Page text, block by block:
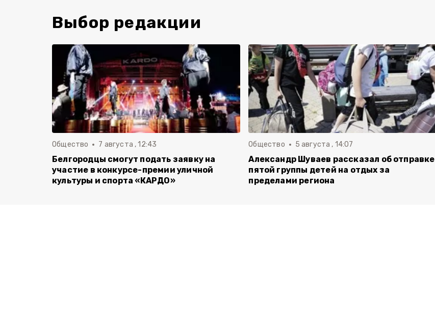
Выбор редакции
Общество 7 августа , 12:43
Белгородцы смогут подать заявку на
участие в конкурсе-премии уличной
культуры и спорта «КАРДО»
Общество 5 августа , 14:07
Александр Шуваев рассказал об отправке
пятой группы детей на отдых за
пределами региона